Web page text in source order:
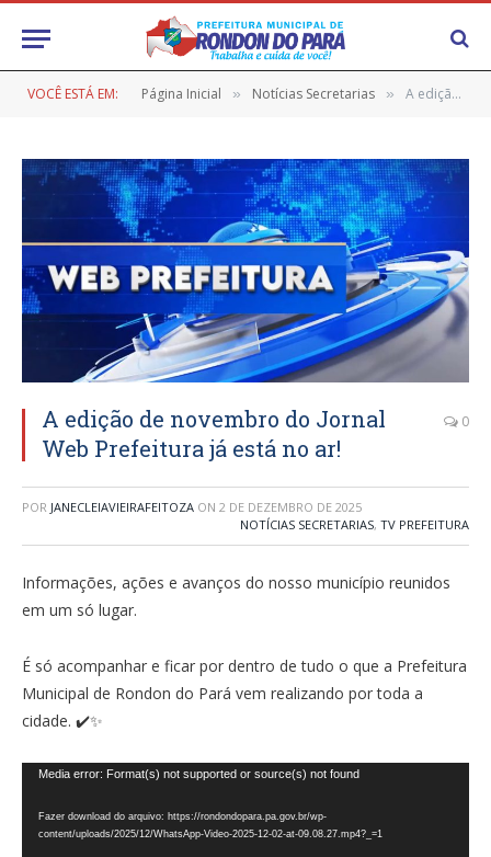
VOCÊ ESTÁ EM: Página Inicial » Notícias Secretarias » A edição de novembro do Jornal Web Prefeitura já está no ar!
A edição de novembro do Jornal
Web Prefeitura já está no ar!
0
POR JANECLEIAVIEIRAFEITOZA ON 2 DE DEZEMBRO DE 2025
NOTÍCIAS SECRETARIAS, TV PREFEITURA
Informações, ações e avanços do nosso município reunidos
em um só lugar.
É só acompanhar e ficar por dentro de tudo o que a Prefeitura
Municipal de Rondon do Pará vem realizando por toda a
cidade. ✔️✨
Tocador
vídeo
Media error: Format(s) not supported or source(s) not found
Fazer download do arquivo: https://rondondopara.pa.gov.br/wp-
content/uploads/2025/12/WhatsApp-Video-2025-12-02-at-09.08.27.mp4?_=1